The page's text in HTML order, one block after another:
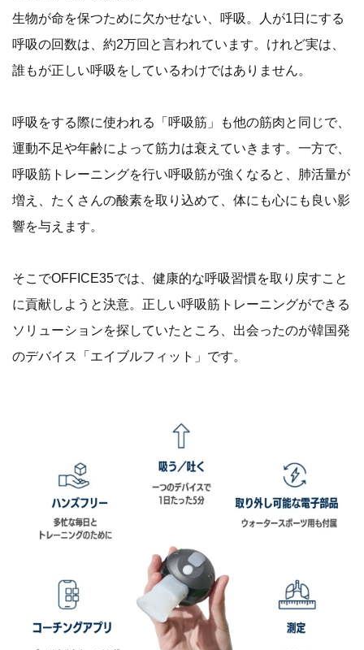
生物が命を保つために欠かせない、呼吸。人が1日にする
呼吸の回数は、約2万回と言われています。けれど実は、
誰もが正しい呼吸をしているわけではありません。
呼吸をする際に使われる「呼吸筋」も他の筋肉と同じで、
運動不足や年齢によって筋力は衰えていきます。一方で、
呼吸筋トレーニングを行い呼吸筋が強くなると、肺活量が
増え、たくさんの酸素を取り込めて、体にも心にも良い影
響を与えます。
そこでOFFICE35では、健康的な呼吸習慣を取り戻すこと
に貢献しようと決意。正しい呼吸筋トレーニングができる
ソリューションを探していたところ、出会ったのが韓国発
のデバイス「エイブルフィット」です。